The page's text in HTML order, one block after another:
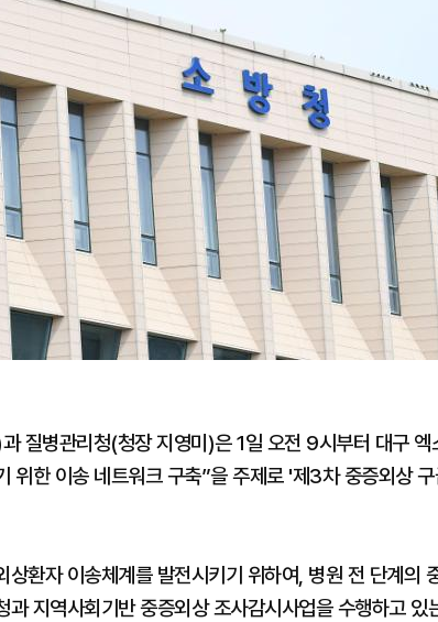
질병관리청(청장 지영미)은 1일 오전 9시부터 대구
위한 이송 네트워크 구축”을 주제로 '제3차 중증외상
상환자 이송체계를 발전시키기 위하여, 병원 전 단계의
과 지역사회기반 중증외상 조사감시사업을 수행하고 있